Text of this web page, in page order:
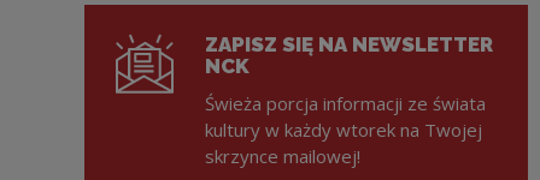
ZAPISZ SIĘ NA NEWSLETTER
NCK
Świeża porcja informacji ze świata
kultury w każdy wtorek na Twojej
skrzynce mailowej!